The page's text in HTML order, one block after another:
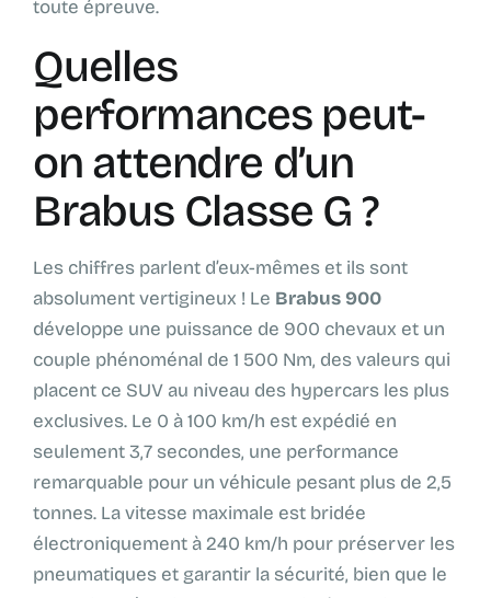
toute épreuve.
Quelles
performances peut-
on attendre d’un
Brabus Classe G ?
Les chiffres parlent d’eux-mêmes et ils sont
absolument vertigineux ! Le Brabus 900
développe une puissance de 900 chevaux et un
couple phénoménal de 1 500 Nm, des valeurs qui
placent ce SUV au niveau des hypercars les plus
exclusives. Le 0 à 100 km/h est expédié en
seulement 3,7 secondes, une performance
remarquable pour un véhicule pesant plus de 2,5
tonnes. La vitesse maximale est bridée
électroniquement à 240 km/h pour préserver les
pneumatiques et garantir la sécurité, bien que le